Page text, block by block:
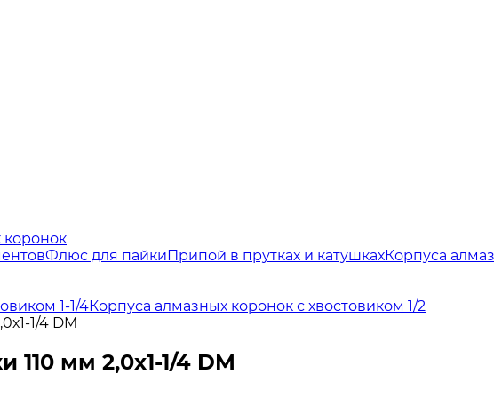
коронок
Флюс для пайкиПрипой в прутках и катушкахКорпуса
1-1/4Корпуса алмазных коронок с хвостовиком 1/2
1/4 DM
мм 2,0х1-1/4 DM